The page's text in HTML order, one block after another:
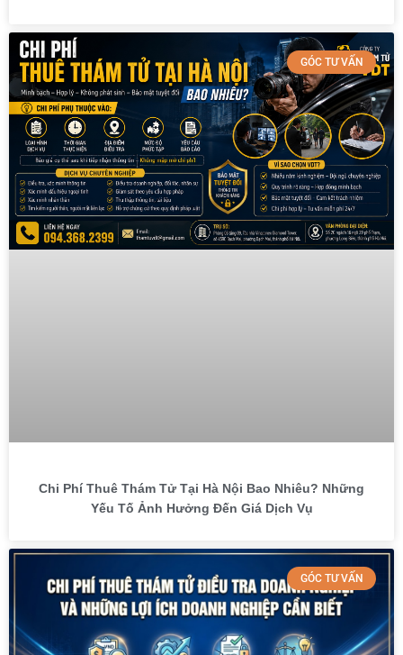
GÓC TƯ VẤN
Chi Phí Thuê Thám Tử Tại Hà Nội Bao Nhiêu? Những
Yếu Tố Ảnh Hưởng Đến Giá Dịch Vụ
GÓC TƯ VẤN